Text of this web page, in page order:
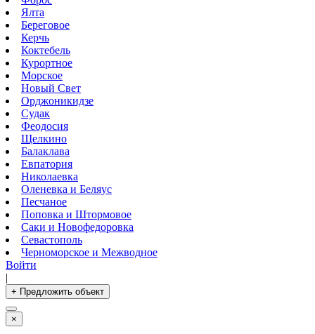
Ялта
Береговое
Керчь
Коктебель
Курортное
Морское
Новый Свет
Орджоникидзе
Судак
Феодосия
Щелкино
Балаклава
Евпатория
Николаевка
Оленевка и Беляус
Песчаное
Поповка и Штормовое
Саки и Новофедоровка
Севастополь
Черноморское и Межводное
Войти
|
+ Предложить объект
×